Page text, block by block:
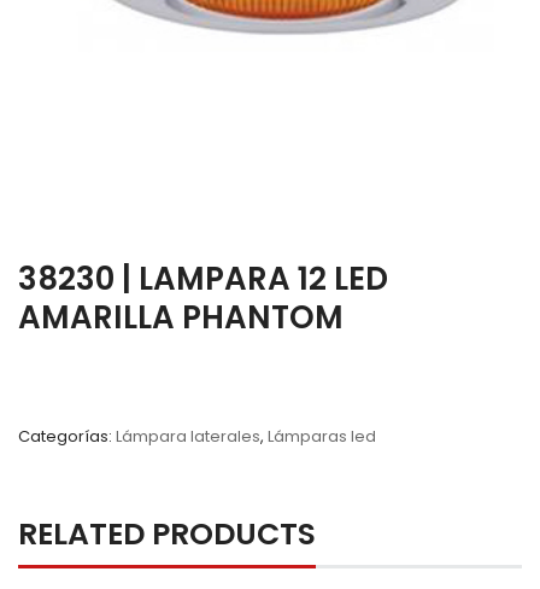
38230 | LAMPARA 12 LED
AMARILLA PHANTOM
Categorías: Lámpara laterales, Lámparas led
RELATED PRODUCTS